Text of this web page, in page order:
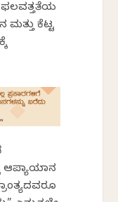
ಮತ್ತು ಕೆಟ್ಟ